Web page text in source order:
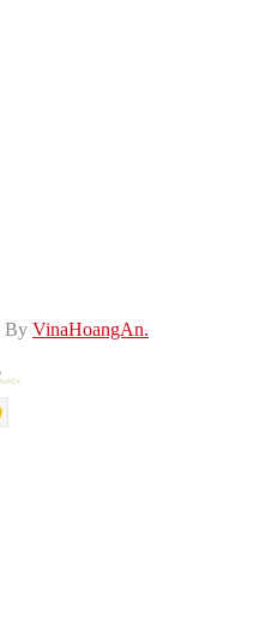
By VinaHoangAn.